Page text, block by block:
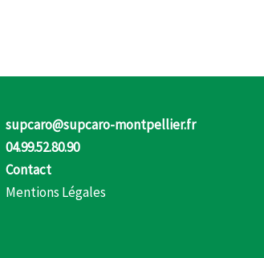
supcaro@supcaro-montpellier.fr
04.99.52.80.90
Contact
Mentions Légales